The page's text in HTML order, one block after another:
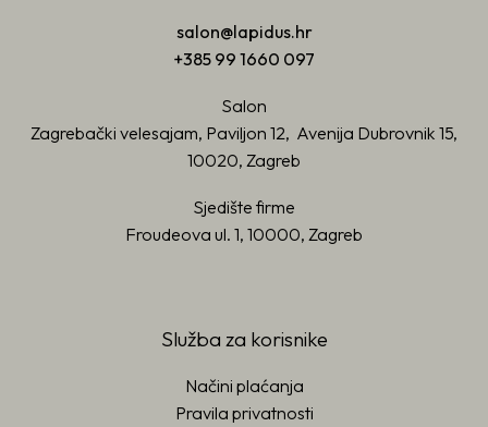
salon@lapidus.hr
+385 99 1660 097
Salon
Zagrebački velesajam, Paviljon 12, Avenija Dubrovnik 15,
10020, Zagreb
Sjedište firme
Froudeova ul. 1, 10000, Zagreb
Služba za korisnike
Načini plaćanja
Pravila privatnosti